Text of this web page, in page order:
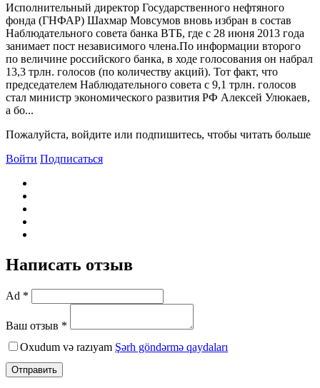
Исполнительный директор Государственного нефтяного
фонда (ГНФАР) Шахмар Мовсумов вновь избран в состав
Наблюдательного совета банка ВТБ, где с 28 июня 2013 года
занимает пост независимого члена.По информации второго
по величине российского банка, в ходе голосования он набрал
13,3 трлн. голосов (по количеству акций). Тот факт, что
председателем Наблюдательного совета с 9,1 трлн. голосов
стал министр экономического развития РФ Алексей Улюкаев,
а бо...
Пожалуйста, войдите или подпишитесь, чтобы читать больше
Войти Подписаться
Написать отзыв
Ad *
Ваш отзыв *
Oxudum və razıyam Şərh göndərmə qaydaları
Отправить